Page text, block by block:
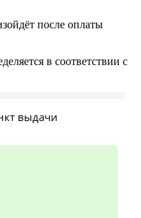
после оплаты
в соответствии с
выдачи